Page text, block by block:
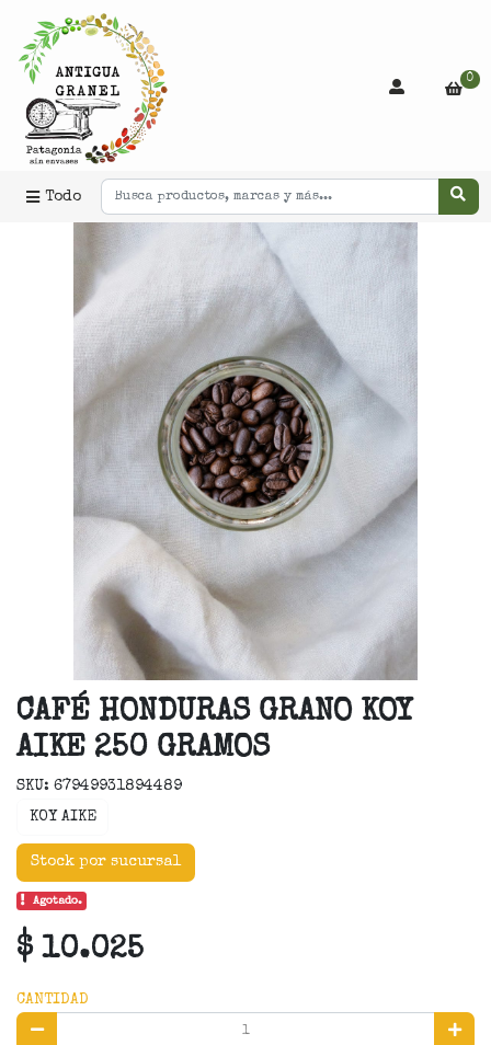
Todo
0
CAFÉ HONDURAS GRANO KOY
AIKE 250 GRAMOS
SKU: 67949931894489
KOY AIKE
Stock por sucursal
Agotado.
$ 10.025
CANTIDAD